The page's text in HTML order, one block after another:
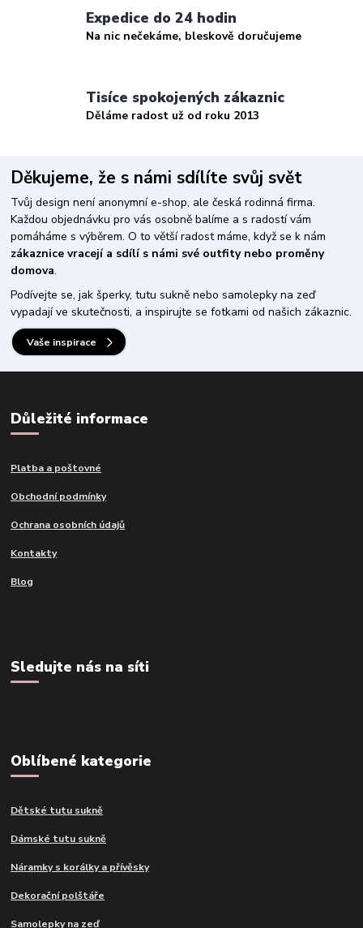
Expedice do 24 hodin
Na nic nečekáme, bleskově doručujeme
Tisíce spokojených zákaznic
Děláme radost už od roku 2013
Děkujeme, že s námi sdílíte svůj svět
Tvůj design není anonymní e-shop, ale česká rodinná firma.
Každou objednávku pro vás osobně balíme a s radostí vám
pomáháme s výběrem. O to větší radost máme, když se k nám
zákaznice vracejí a sdílí s námi své outfity nebo proměny
domova.
Podívejte se, jak šperky, tutu sukně nebo samolepky na zeď
vypadají ve skutečnosti, a inspirujte se fotkami od našich zákaznic.
Vaše inspirace
Důležité informace
Platba a poštovné
Obchodní podmínky
Ochrana osobních údajů
Kontakty
Blog
Sledujte nás na síti
Oblíbené kategorie
Dětské tutu sukně
Dámské tutu sukně
Náramky s korálky a přívěsky
Dekorační polštáře
Samolepky na zeď